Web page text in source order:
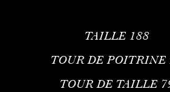
TAILLE 188
TOUR DE POITRINE
TOUR DE TAILLE